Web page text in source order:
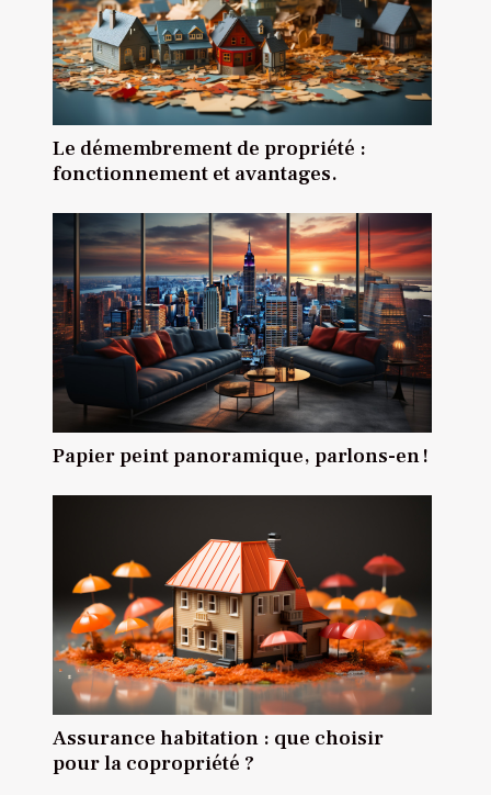
Le démembrement de propriété :
fonctionnement et avantages.
Papier peint panoramique, parlons-en !
Assurance habitation : que choisir
pour la copropriété ?